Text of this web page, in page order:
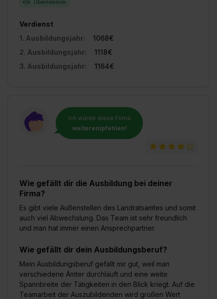
Übernommen
Verdienst
1. Ausbildungsjahr:
1068€
2. Ausbildungsjahr:
1118€
3. Ausbildungsjahr:
1164€
Ich würde diese Firma
weiterempfehlen!
Wie gefällt dir die Ausbildung bei deiner
Firma?
Es gibt viele Außenstellen des Landratsamtes und somit
auch viel Abwechslung. Das Team ist sehr freundlich
und man hat immer einen Ansprechpartner.
Wie gefällt dir dein Ausbildungsberuf?
Mein Ausbildungsberuf gefällt mir gut, weil man
verschiedene Ämter durchläuft und eine weite
Spannbreite der Tätigkeiten in den Blick kriegt. Auf die
Teamarbeit der Auszubildenden wird großen Wert